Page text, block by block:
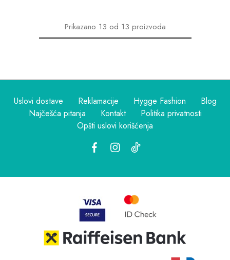
Prikazano 13 od 13 proizvoda
Uslovi dostave Reklamacije Hygge Fashion
Blog
Najčešća pitanja
Kontakt
Politika privatnosti
Opšti uslovi korišćenja